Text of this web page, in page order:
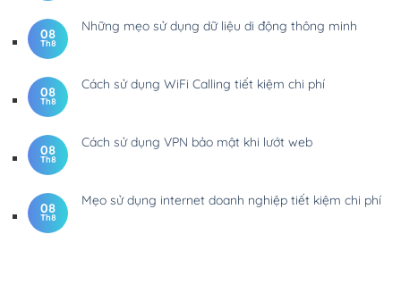
08
Th8
Những mẹo sử dụng dữ liệu di động thông minh
08
Th8
Cách sử dụng WiFi Calling tiết kiệm chi phí
08
Th8
Cách sử dụng VPN bảo mật khi lướt web
08
Th8
Mẹo sử dụng internet doanh nghiệp tiết kiệm chi phí